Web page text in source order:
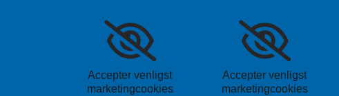
Accepter venligst
marketingcookies
Accepter venligst
marketingcookies